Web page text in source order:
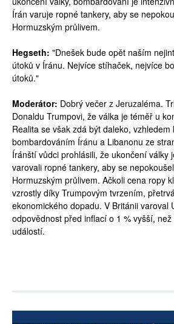
Írán varuje ropné tankery, aby se
Hormuzským průlivem.
Hegseth: "Dnešek bude opět naším
útoků v Íránu. Nejvíce stíhaček, nejvíce
útoků."
Moderátor: Dobrý večer z Jeruzaléma.
Donaldu Trumpovi, že válka je téměř u
Realita se však zdá být daleko, vzhledem
bombardováním Íránu a Libanonu ze
Íránští vůdci prohlásili, že ukončení války
varovali ropné tankery, aby se
Hormuzským průlivem. Ačkoli cena ropy
vzrostly díky Trumpovým tvrzením,
ekonomického dopadu. V Británii varoval
odpovědnost před inflací o 1 % vyšší,
událostí.